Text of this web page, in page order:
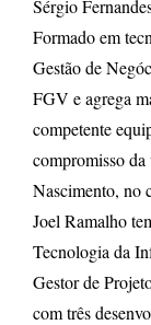
Sérgio
Formado em
Gestão de
FGV e agrega
competente
compromisso da
Nascimento, no
Joel Ramalho
Tecnologia da
Gestor de
com três